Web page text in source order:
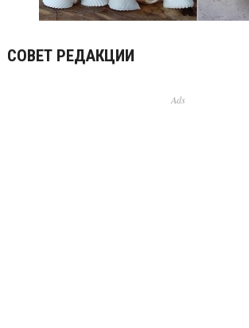
СОВЕТ РЕДАКЦИИ
Ads